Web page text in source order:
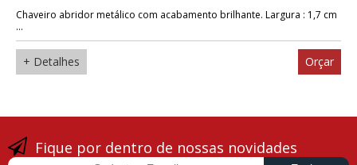
Chaveiro abridor metálico com acabamento brilhante. Largura : 1,7 cm
...
+ Detalhes Orçar
Fique por dentro de nossas novidades